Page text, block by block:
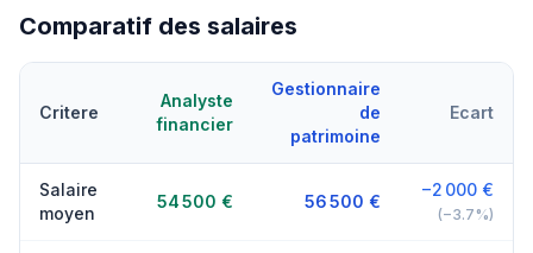
Comparatif des salaires
Critere
Analyste
financier
Gestionnaire
de
patrimoine
Ecart
Salaire
moyen
54 500 € 56 500 €
−2 000 €
(−3.7%)